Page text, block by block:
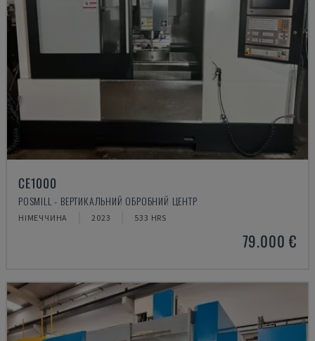
CE1000
POSMILL - ВЕРТИКАЛЬНИЙ ОБРОБНИЙ ЦЕНТР
НІМЕЧЧИНА 2023 533 HRS
79.000 €